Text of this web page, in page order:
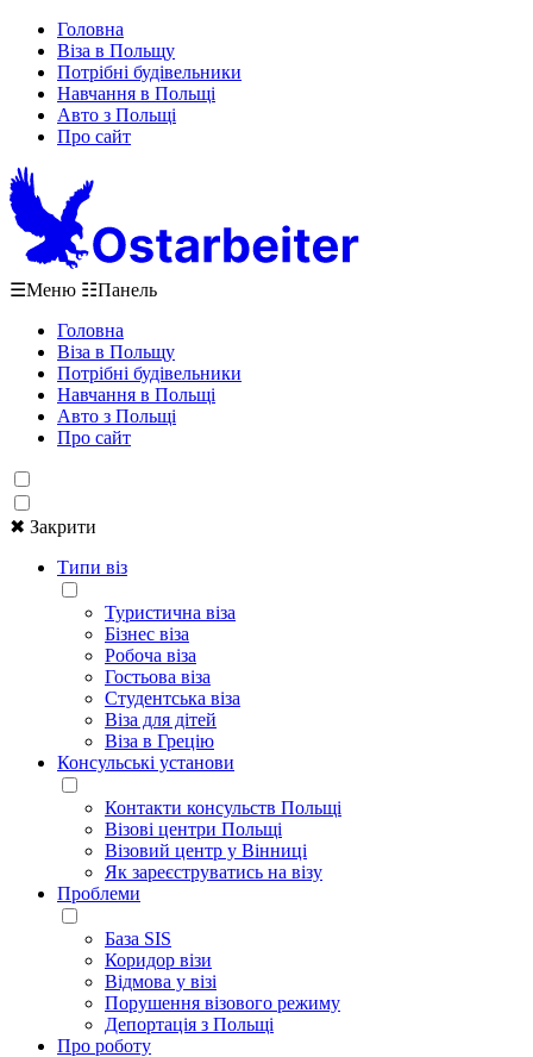
Головна
Віза в Польщу
Потрібні будівельники
Навчання в Польщі
Авто з Польщі
Про сайт
☰Меню ☷Панель
Головна
Віза в Польщу
Потрібні будівельники
Навчання в Польщі
Авто з Польщі
Про сайт
✖ Закрити
Типи віз
Туристична віза
Бізнес віза
Робоча віза
Гостьова віза
Студентська віза
Віза для дітей
Віза в Грецію
Консульські установи
Контакти консульств Польщі
Візові центри Польщі
Візовий центр у Вінниці
Як зареєструватись на візу
Проблеми
База SIS
Коридор візи
Відмова у візі
Порушення візового режиму
Депортація з Польщі
Про роботу